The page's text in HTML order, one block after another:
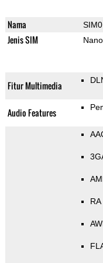
Nama SIM0
Jenis SIM
Fitur Multimedia
Audio Features
RA